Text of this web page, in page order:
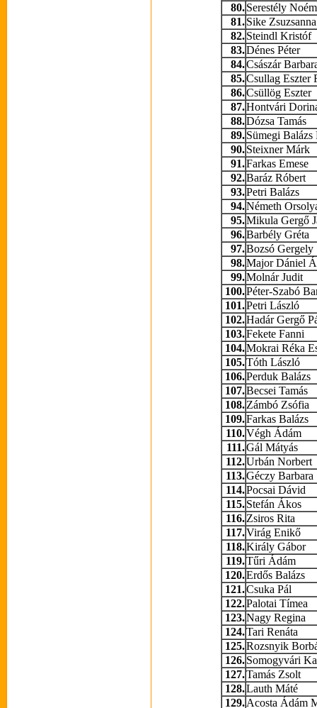
80. Serestély
81. Sike Zsuzsanna
82. Steindl Kristóf
83.Dénes Péter
84.Császár
85.Csullag Eszter
86.Csüllög Eszter
87.Hontvári
88.Dózsa Tamás
89. Sümegi Balázs
90. Steixner Márk
91.Farkas Emese
92.Baráz Róbert
93.Petri Balázs
94.Németh
95.Mikula Gergő
96.Barbély Gréta
97.Bozsó Gergely
98.Major Dániel
99.Molnár Judit
100.Péter-Szabó
101.Petri László
102.Hadár Gergő
103.Fekete Fanni
104.Mokrai Réka
105.Tóth László
106.Perduk Balázs
107.Becsei Tamás
108. Zámbó Zsófia
109.Farkas Balázs
110.Végh Ádám
111.Gál Mátyás
112.Urbán Norbert
113.Géczy Barbara
114.Pocsai Dávid
115. Stefán Ákos
116. Zsiros Rita
117.Virág Enikő
118.Király Gábor
119.Tűri Ádám
120.Erdős Balázs
121.Csuka Pál
122.Palotai Tímea
123.Nagy Regina
124.Tari Renáta
125.Rozsnyik
126. Somogyvári
127.Tamás Zsolt
128.Lauth Máté
129. Acosta Ádám